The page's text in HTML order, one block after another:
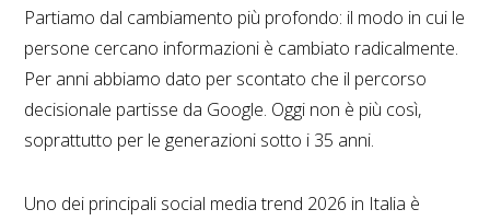
Partiamo dal cambiamento più profondo: il modo in cui le
persone cercano informazioni è cambiato radicalmente.
Per anni abbiamo dato per scontato che il percorso
decisionale partisse da Google. Oggi non è più così,
soprattutto per le generazioni sotto i 35 anni.
Uno dei principali social media trend 2026 in Italia è